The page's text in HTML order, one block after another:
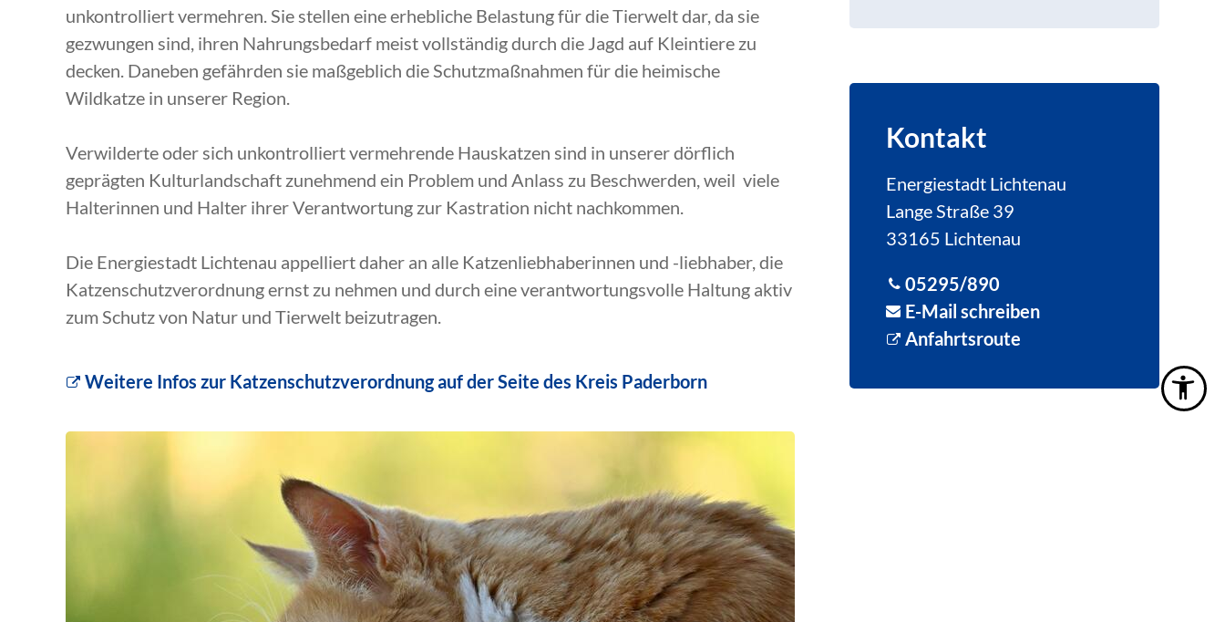
unkontrolliert vermehren. Sie stellen eine erhebliche Belastung für die Tierwelt dar, da sie
gezwungen sind, ihren Nahrungsbedarf meist vollständig durch die Jagd auf Kleintiere zu
decken. Daneben gefährden sie maßgeblich die Schutzmaßnahmen für die heimische
Wildkatze in unserer Region.
Verwilderte oder sich unkontrolliert vermehrende Hauskatzen sind in unserer dörflich
geprägten Kulturlandschaft zunehmend ein Problem und Anlass zu Beschwerden, weil viele
Halterinnen und Halter ihrer Verantwortung zur Kastration nicht nachkommen.
Die Energiestadt Lichtenau appelliert daher an alle Katzenliebhaberinnen und -liebhaber, die
Katzenschutzverordnung ernst zu nehmen und durch eine verantwortungsvolle Haltung aktiv
zum Schutz von Natur und Tierwelt beizutragen.
Weitere Infos zur Katzenschutzverordnung auf der Seite des Kreis Paderborn
Kontakt
Energiestadt Lichtenau
Lange Straße 39
33165 Lichtenau
05295/890
E-Mail schreiben
Anfahrtsroute